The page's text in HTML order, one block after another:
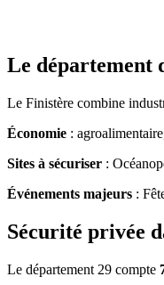
Le département
Le Finistère combine
Économie :
Sites à sécuriser :
Événements majeurs :
Sécurité privée
Le département 29 compte